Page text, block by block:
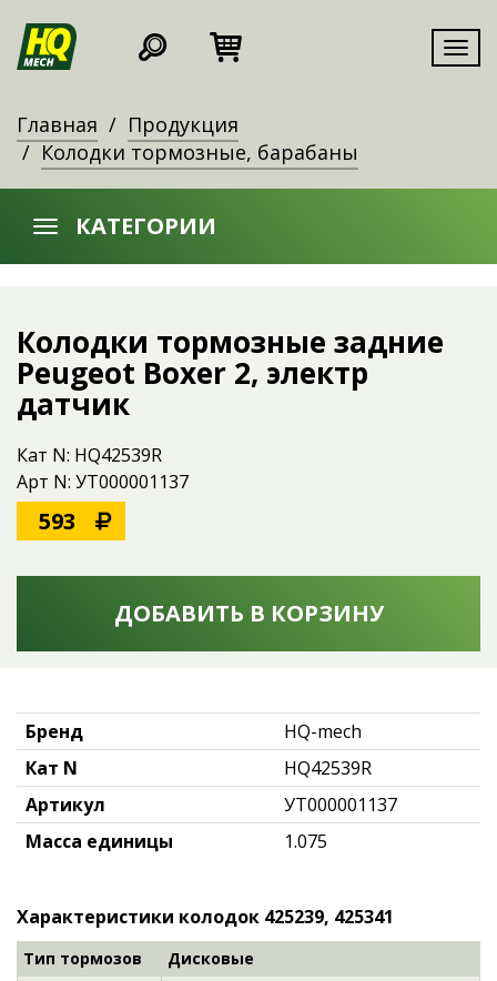
Главная
Продукция
Колодки тормозные, барабаны
КАТЕГОРИИ
Колодки тормозные задние
Peugeot Boxer 2, электр
датчик
Кат N: HQ42539R
Арт N: УТ000001137
593
ДОБАВИТЬ В КОРЗИНУ
Бренд
HQ-mech
Кат N
HQ42539R
Артикул
УТ000001137
Масса единицы
1.075
Характеристики колодок 425239, 425341
Тип тормозов
Дисковые